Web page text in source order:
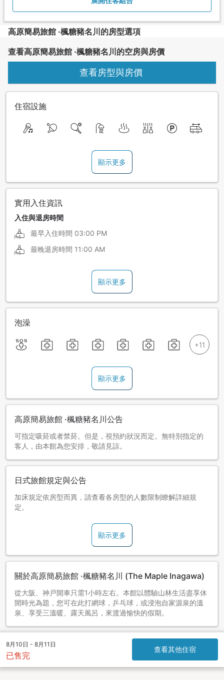
高原簡易旅館 ·楓糖豬名川的房型選項
查看高原簡易旅館 ·楓糖豬名川的空房與房價
查看房型與房價
住宿設施
顯示更多
實用入住資訊
入住與退房時間
最早入住時間 03:00 PM
最晚退房時間 11:00 AM
顯示更多
泡澡
顯示更多
高原簡易旅館 ·楓糖豬名川公告
可指定吸菸或者禁菸。但是，視預約狀況而定。無特別指定的
客人，由本館為您安排，敬請見諒。
日式旅館規定與公告
加床規定依房型而異，請查看各房型的人數限制瞭解詳細規
定。
顯示更多
關於高原簡易旅館 ·楓糖豬名川 (The Maple Inagawa)
從大阪、神戸開車只需1小時左右。本館以體驗山林生活盡享休
閒時光為題，您可在此打網球，乒乓球，或浸泡自家源泉的溫
泉、享受三溫暖、露天風呂，來渡過愉快的假期。
8月10日 - 8月11日
已售完
查看其他住宿